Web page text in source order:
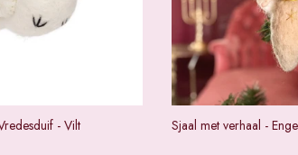
- Vilt Sjaal met verhaal -